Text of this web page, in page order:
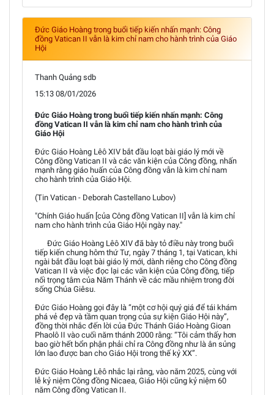
Đức Giáo Hoàng trong buổi tiếp kiến nhấn mạnh: Công
đồng Vatican II vẫn là kim chỉ nam cho hành trình của Giáo
Hội
Thanh Quảng sdb
15:13 08/01/2026
Đức Giáo Hoàng trong buổi tiếp kiến nhấn mạnh: Công
đồng Vatican II vẫn là kim chỉ nam cho hành trình của
Giáo Hội
Đức Giáo Hoàng Lêô XIV bắt đầu loạt bài giáo lý mới về
Công đồng Vatican II và các văn kiện của Công đồng, nhấn
mạnh rằng giáo huấn của Công đồng vẫn là kim chỉ nam
cho hành trình của Giáo Hội.
(Tin Vatican - Deborah Castellano Lubov)
"Chính Giáo huấn [của Công đồng Vatican II] vẫn là kim chỉ
nam cho hành trình của Giáo Hội ngày nay."
Đức Giáo Hoàng Lêô XIV đã bày tỏ điều này trong buổi
tiếp kiến chung hôm thứ Tư, ngày 7 tháng 1, tại Vatican, khi
ngài bắt đầu loạt bài giáo lý mới, dành riêng cho Công đồng
Vatican II và việc đọc lại các văn kiện của Công đồng, tiếp
nối trọng tâm của Năm Thánh về các mầu nhiệm trong đời
sống Chúa Giêsu.
Đức Giáo Hoàng gọi đây là “một cơ hội quý giá để tái khám
phá vẻ đẹp và tầm quan trọng của sự kiện Giáo Hội này”,
đồng thời nhắc đến lời của Đức Thánh Giáo Hoàng Gioan
Phaolô II vào cuối năm thánh 2000 rằng: “Tôi cảm thấy hơn
bao giờ hết bổn phận phải chỉ ra Công đồng như là ân sủng
lớn lao được ban cho Giáo Hội trong thế kỷ XX”.
Đức Giáo Hoàng Lêô nhắc lại rằng, vào năm 2025, cùng với
lễ kỷ niệm Công đồng Nicaea, Giáo Hội cũng kỷ niệm 60
năm Công đồng Vatican II.